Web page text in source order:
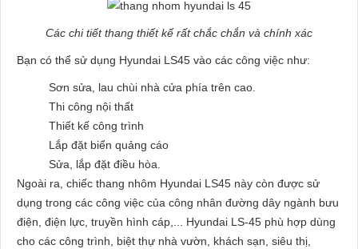
Các chi tiết thang thiết kế rất chắc chắn và chính xác
Bạn có thể sử dụng Hyundai LS45 vào các công việc như:
Sơn sửa, lau chùi nhà cửa phía trên cao.
Thi công nội thất
Thiết kế công trình
Lắp đặt biển quảng cáo
Sửa, lắp đặt điều hòa.
Ngoài ra, chiếc thang nhôm Hyundai LS45 này còn được sử
dụng trong các công việc của công nhân đường dây ngành bưu
điện, điện lực, truyền hình cáp,... Hyundai LS-45 phù hợp dùng
cho các công trình, biệt thự nhà vườn, khách sạn, siêu thị,